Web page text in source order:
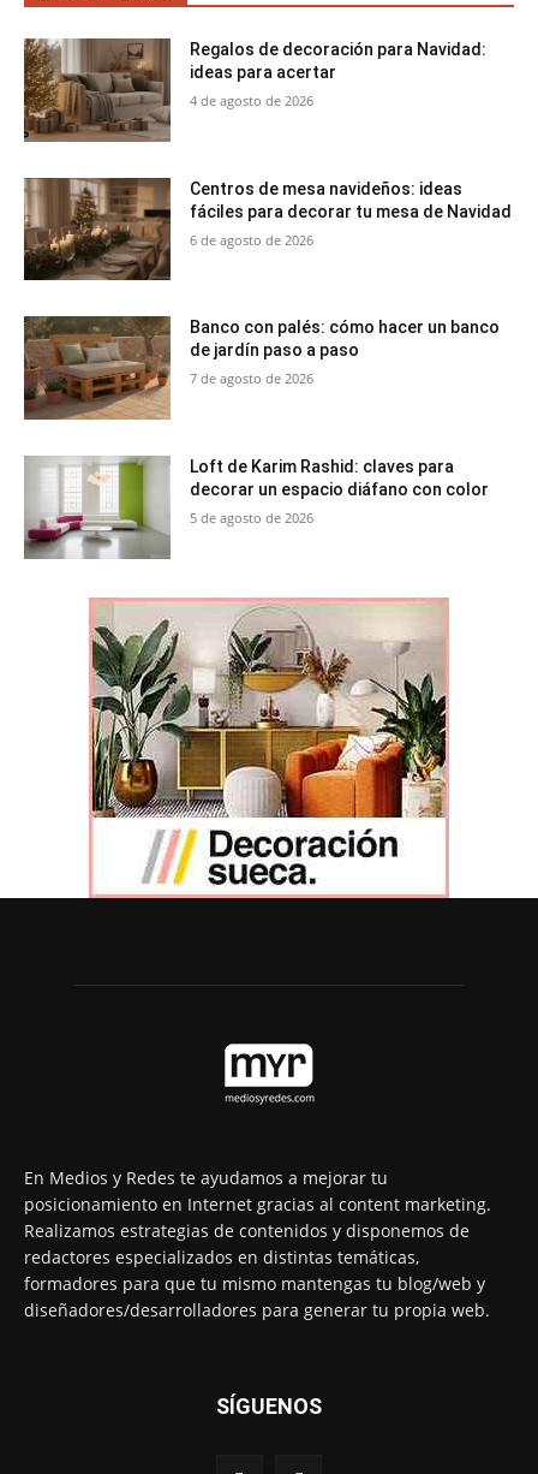
Regalos de decoración para Navidad:
ideas para acertar
4 de agosto de 2026
Centros de mesa navideños: ideas
fáciles para decorar tu mesa de Navidad
6 de agosto de 2026
Banco con palés: cómo hacer un banco
de jardín paso a paso
7 de agosto de 2026
Loft de Karim Rashid: claves para
decorar un espacio diáfano con color
5 de agosto de 2026
En Medios y Redes te ayudamos a mejorar tu
posicionamiento en Internet gracias al content marketing.
Realizamos estrategias de contenidos y disponemos de
redactores especializados en distintas temáticas,
formadores para que tu mismo mantengas tu blog/web y
diseñadores/desarrolladores para generar tu propia web.
SÍGUENOS